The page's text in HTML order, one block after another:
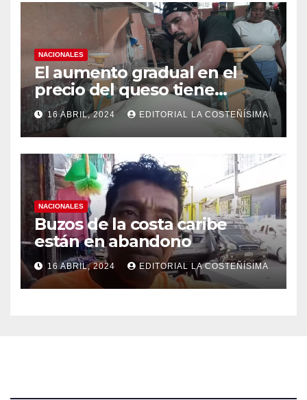
NACIONALES
El aumento gradual en el
precio del queso tiene
efectos a las Panaderias
16 ABRIL, 2024 EDITORIAL LA COSTEÑÍSIMA
NACIONALES
Buzos de la costa caribe
están en abandono
16 ABRIL, 2024 EDITORIAL LA COSTEÑÍSIMA